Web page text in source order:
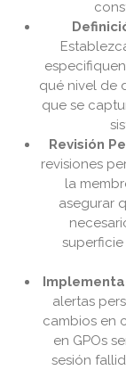
qué nivel de
que se
Revisión
revisiones
la
asegurar
alertas
cambios en
en GPOs
sesión